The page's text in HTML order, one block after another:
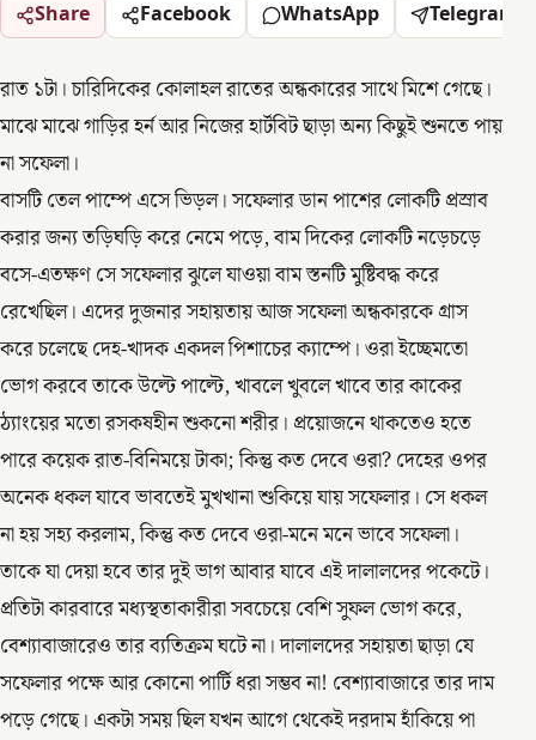
Share Facebook WhatsApp Telegram
রাত ১টা। চারিদিকের কোলাহল রাতের অন্ধকারের সাথে মিশে গেছে।
মাঝে মাঝে গাড়ির হর্ন আর নিজের হার্টবিট ছাড়া অন্য কিছুই শুনতে পায়
না সফেলা।
বাসটি তেল পাম্পে এসে ভিড়ল। সফেলার ডান পাশের লোকটি প্রস্রাব
করার জন্য তড়িঘড়ি করে নেমে পড়ে, বাম দিকের লোকটি নড়েচড়ে
বসে-এতক্ষণ সে সফেলার ঝুলে যাওয়া বাম স্তনটি মুষ্টিবদ্ধ করে
রেখেছিল। এদের দুজনার সহায়তায় আজ সফেলা অন্ধকারকে গ্রাস
করে চলেছে দেহ-খাদক একদল পিশাচের ক্যাম্পে। ওরা ইচ্ছেমতো
ভোগ করবে তাকে উল্টে পাল্টে, খাবলে খুবলে খাবে তার কাকের
ঠ্যাংয়ের মতো রসকষহীন শুকনো শরীর। প্রয়োজনে থাকতেও হতে
পারে কয়েক রাত-বিনিময়ে টাকা; কিন্তু কত দেবে ওরা? দেহের ওপর
অনেক ধকল যাবে ভাবতেই মুখখানা শুকিয়ে যায় সফেলার। সে ধকল
না হয় সহ্য করলাম, কিন্তু কত দেবে ওরা-মনে মনে ভাবে সফেলা।
তাকে যা দেয়া হবে তার দুই ভাগ আবার যাবে এই দালালদের পকেটে।
প্রতিটা কারবারে মধ্যস্থতাকারীরা সবচেয়ে বেশি সুফল ভোগ করে,
বেশ্যাবাজারেও তার ব্যতিক্রম ঘটে না। দালালদের সহায়তা ছাড়া যে
সফেলার পক্ষে আর কোনো পার্টি ধরা সম্ভব না! বেশ্যাবাজারে তার দাম
পড়ে গেছে। একটা সময় ছিল যখন আগে থেকেই দরদাম হাঁকিয়ে পা